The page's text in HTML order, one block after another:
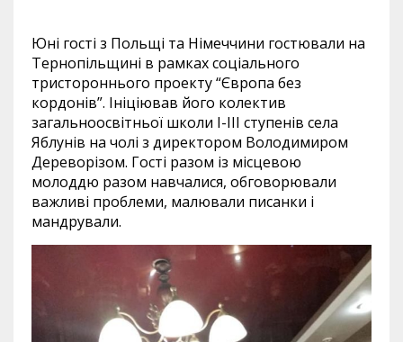
Юні гості з Польщі та Німеччини гостювали на
Тернопільщині в рамках соціального
тристороннього проекту “Європа без
кордонів”. Ініціював його колектив
загальноосвітньої школи І-ІІІ ступенів села
Яблунів на чолі з директором Володимиром
Дереворізом. Гості разом із місцевою
молоддю разом навчалися, обговорювали
важливі проблеми, малювали писанки і
мандрували.